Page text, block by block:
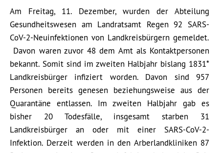
Am Freitag, 11. Dezember, wurden der Abteilung
Gesundheitswesen am Landratsamt Regen 92 SARS-
CoV-2-Neuinfektionen von Landkreisbürgern gemeldet.
Davon waren zuvor 48 dem Amt als Kontaktpersonen
bekannt. Somit sind im zweiten Halbjahr bislang 1831*
Landkreisbürger infiziert worden. Davon sind 957
Personen bereits genesen beziehungsweise aus der
Quarantäne entlassen. Im zweiten Halbjahr gab es
bisher 20 Todesfälle, insgesamt starben 31
Landkreisbürger an oder mit einer SARS-CoV-2-
Infektion. Derzeit werden in den Arberlandkliniken 87